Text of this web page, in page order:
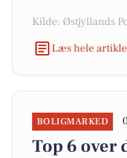
Kilde: Østjyllands
Læs hele
BOLIGMARKED
Top 6 over